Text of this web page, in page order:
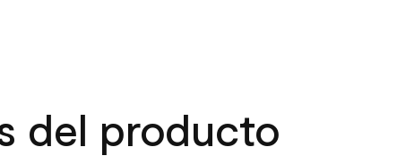
del producto